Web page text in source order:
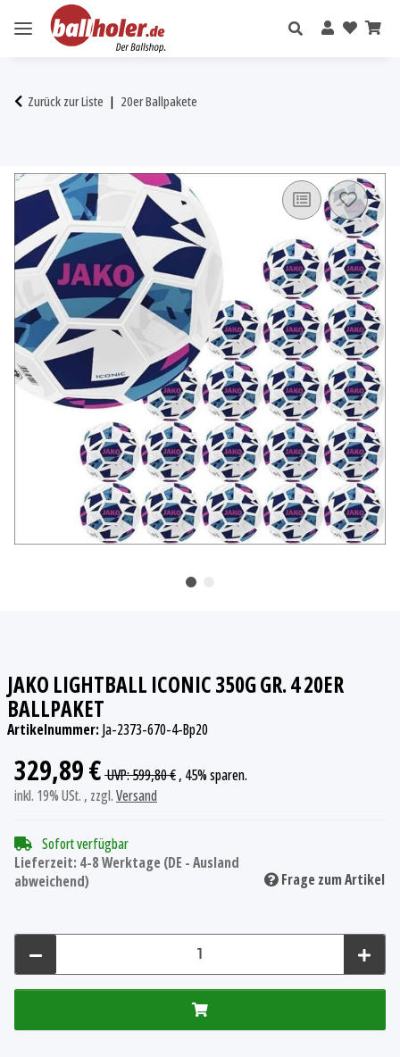
Zurück zur Liste 20er Ballpakete
JAKO LIGHTBALL ICONIC 350G GR. 4 20ER
BALLPAKET
Artikelnummer:Ja-2373-670-4-Bp20
329,89 €UVP:599,80 €, 45%sparen.
inkl. 19% USt. , zzgl.Versand
Sofort verfügbar
Lieferzeit: 4-8 Werktage (DE - Ausland
abweichend)
Frage zum Artikel